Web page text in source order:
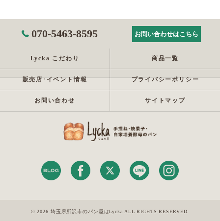
070-5463-8595 お問い合わせはこちら
Lycka こだわり 商品一覧
販売店･イベント情報 プライバシーポリシー
お問い合わせ サイトマップ
© 2026 埼玉県所沢市のパン屋はLycka ALL RIGHTS RESERVED.